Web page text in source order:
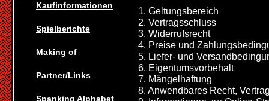
Kaufinformationen
Spielberichte
Making of
Partner/Links
Spanking Alphabet
1. Geltungsbereich
2. Vertragsschluss
3. Widerrufsrecht
4. Preise und
5. Liefer- und
6. Eigentumsvorbehalt
7. Mängelhaftung
8. Anwendbares Recht,